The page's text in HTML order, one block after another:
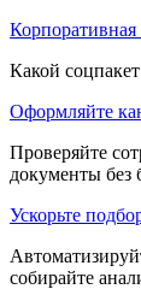
Корпоративная
Какой
Оформляйте
Проверяйте
документы без
Ускорьте
собирайте